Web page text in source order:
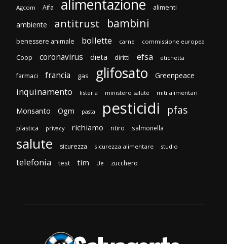
Agcom Aifa alimentazione alimenti
ambiente antitrust bambini
benessere animale bollette carne commissione europea
Coop coronavirus dieta diritti efsa etichetta
farmaci francia gas glifosato Greenpeace
inquinamento listeria ministero salute miti alimentari
Monsanto Ogm pasta pesticidi pfas
plastica privacy richiamo ritiro salmonella
salute sicurezza sicurezza alimentare studio
telefonia test tim Ue zucchero